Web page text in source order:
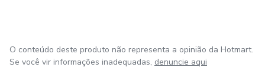
O conteúdo deste produto não representa a opinião da Hotmart.
Se você vir informações inadequadas, denuncie aqui